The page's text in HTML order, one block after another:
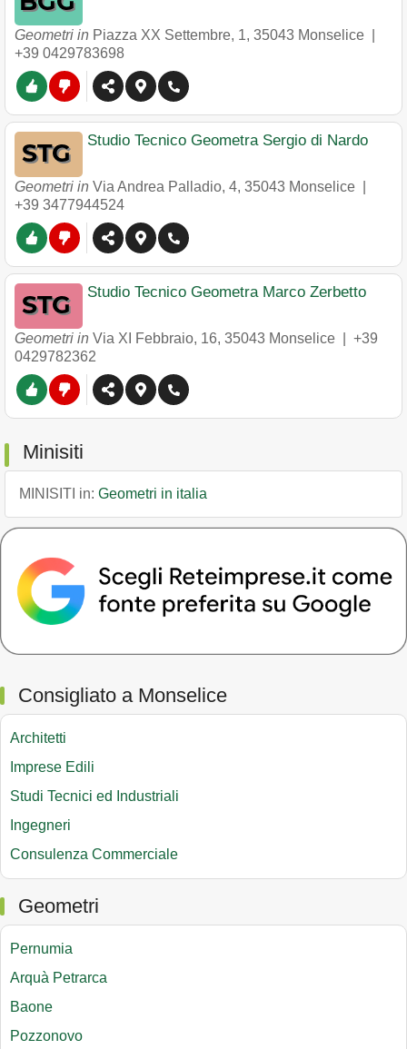
Geometri in Piazza XX Settembre, 1, 35043 Monselice
+39 0429783698
Studio Tecnico Geometra Sergio di Nardo
Geometri in Via Andrea Palladio, 4, 35043 Monselice
+39 3477944524
Studio Tecnico Geometra Marco Zerbetto
Geometri in Via XI Febbraio, 16, 35043 Monselice
+39
0429782362
Minisiti
MINISITI in: Geometri in italia
Consigliato a Monselice
Architetti
Imprese Edili
Studi Tecnici ed Industriali
Ingegneri
Consulenza Commerciale
Geometri
Pernumia
Arquà Petrarca
Baone
Pozzonovo